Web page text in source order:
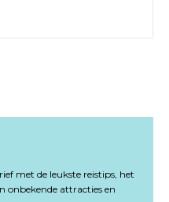
met de leukste reistips, het
onbekende attracties en